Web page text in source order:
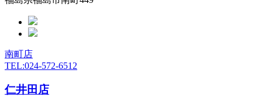
南町店
TEL:024-572-6512
仁井田店